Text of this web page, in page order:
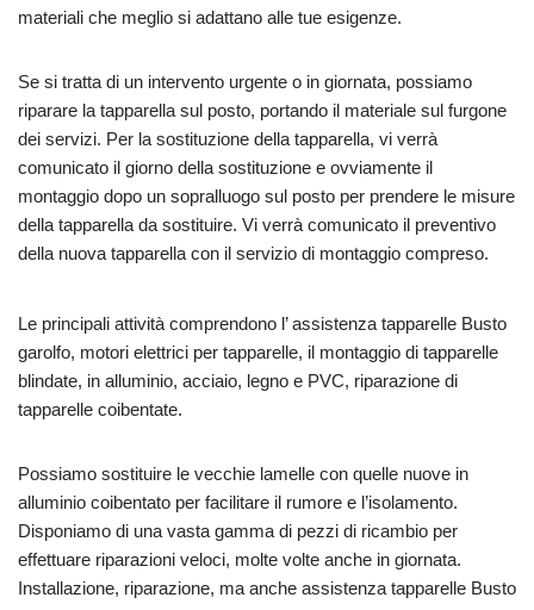
materiali che meglio si adattano alle tue esigenze.
Se si tratta di un intervento urgente o in giornata, possiamo
riparare la tapparella sul posto, portando il materiale sul furgone
dei servizi. Per la sostituzione della tapparella, vi verrà
comunicato il giorno della sostituzione e ovviamente il
montaggio dopo un sopralluogo sul posto per prendere le misure
della tapparella da sostituire. Vi verrà comunicato il preventivo
della nuova tapparella con il servizio di montaggio compreso.
Le principali attività comprendono l’ assistenza tapparelle Busto
garolfo, motori elettrici per tapparelle, il montaggio di tapparelle
blindate, in alluminio, acciaio, legno e PVC, riparazione di
tapparelle coibentate.
Possiamo sostituire le vecchie lamelle con quelle nuove in
alluminio coibentato per facilitare il rumore e l’isolamento.
Disponiamo di una vasta gamma di pezzi di ricambio per
effettuare riparazioni veloci, molte volte anche in giornata.
Installazione, riparazione, ma anche assistenza tapparelle Busto